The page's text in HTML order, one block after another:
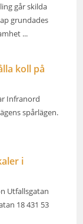
går skilda
grundades
...
koll på
Infranord
spårlägen.
i
Utfallsgatan
18 431 53